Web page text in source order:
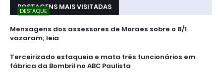
POSTAGENS MAIS VISITADAS
DESTAQUE
Mensagens dos assessores de Moraes sobre o 8/1
vazaram; leia
Terceirizado esfaqueia e mata três funcionários em
fábrica da Bombril no ABC Paulista